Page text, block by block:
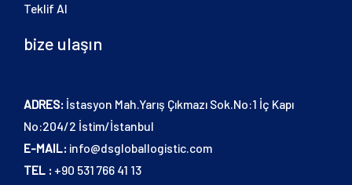
Teklif Al
bize ulaşın
ADRES: İstasyon Mah.Yarış Çıkmazı Sok.No:1 İç Kapı
No:204/2 İstim/İstanbul
E-MAIL: info@dsgloballogistic.com
TEL : +90 531 766 41 13